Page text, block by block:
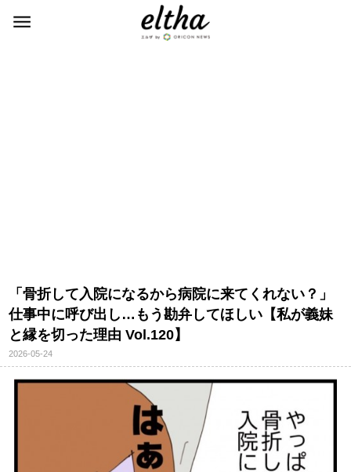
「骨折して入院になるから病院に来てくれない？」
仕事中に呼び出し…もう勘弁してほしい【私が義妹
と縁を切った理由 Vol.120】
2026-05-24